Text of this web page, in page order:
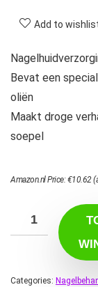
Add to
Bevat een
oliën
Maakt droge
soepel
Amazon.nl Price:€10.62
Categories: